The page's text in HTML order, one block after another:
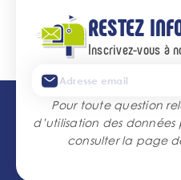
RESTEZ
Inscrivez-vous à
Pour toute question
d’utilisation des données
consulter la page